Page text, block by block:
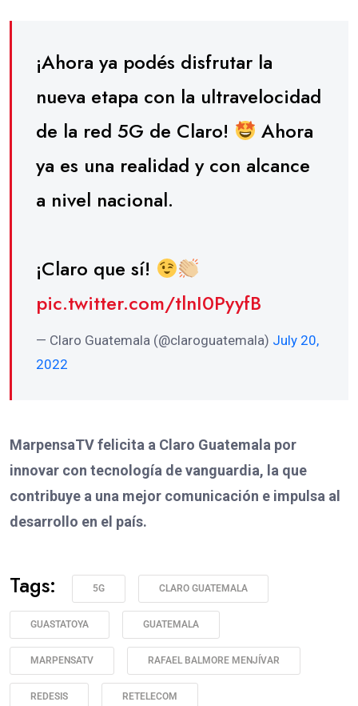
¡Ahora ya podés disfrutar la
nueva etapa con la ultravelocidad
de la red 5G de Claro!
Ahora
ya es una realidad y con alcance
a nivel nacional.
¡Claro que sí!
pic.twitter.com/tlnI0PyyfB
— Claro Guatemala (@claroguatemala) July 20,
2022
MarpensaTV felicita a Claro Guatemala por
innovar con tecnología de vanguardia, la que
contribuye a una mejor comunicación e impulsa al
desarrollo en el país.
Tags: 5G CLARO GUATEMALA
GUASTATOYA GUATEMALA
MARPENSATV RAFAEL BALMORE MENJÍVAR
REDESIS RETELECOM